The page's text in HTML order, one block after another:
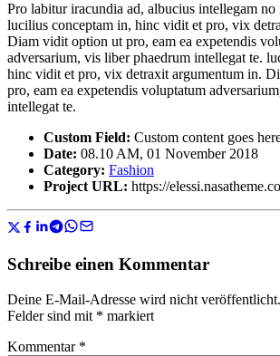
Pro labitur iracundia ad, albucius intellegam
lucilius conceptam in, hinc vidit et pro, vix
Diam vidit option ut pro, eam ea expetendis
adversarium, vis liber phaedrum intellegat te.
hinc vidit et pro, vix detraxit argumentum in.
pro, eam ea expetendis voluptatum
intellegat te.
Custom Field: Custom content goes
Date: 08.10 AM, 01 November 2018
Category: Fashion
Project URL: https://
Schreibe einen Kommentar
Deine E-Mail-Adresse wird nicht veröffentlicht.
Felder sind mit * markiert
Kommentar *